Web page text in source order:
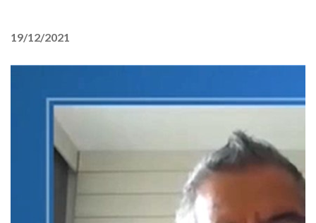
19/12/2021